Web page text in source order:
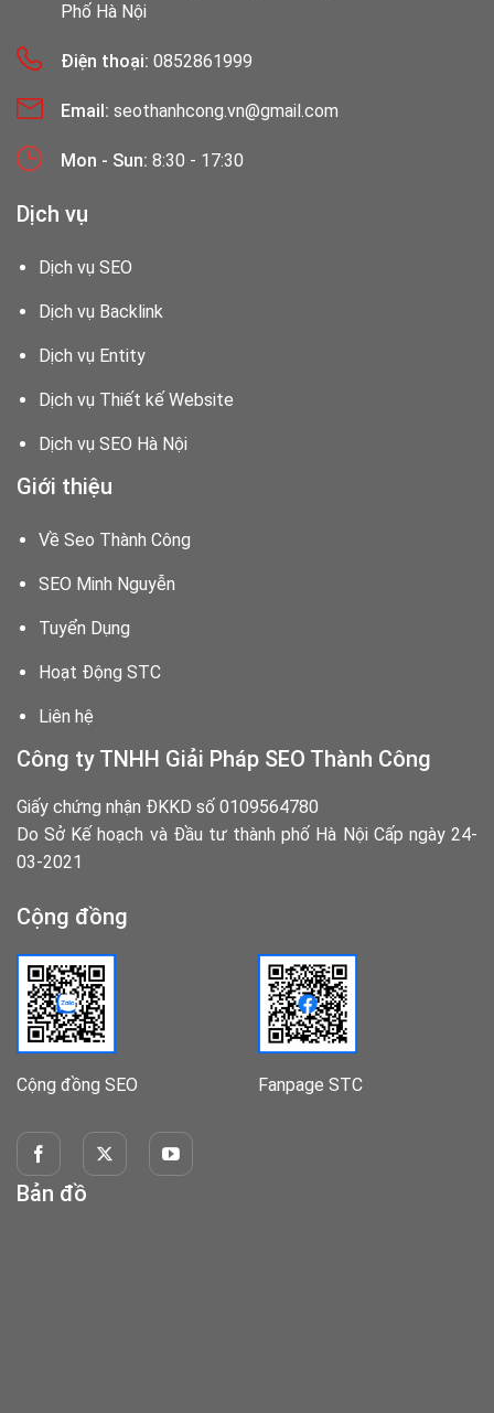
Phố Hà Nội
Điện thoại: 0852861999
Email: seothanhcong.vn@gmail.com
Mon - Sun: 8:30 - 17:30
Dịch vụ
Dịch vụ SEO
Dịch vụ Backlink
Dịch vụ Entity
Dịch vụ Thiết kế Website
Dịch vụ SEO Hà Nội
Giới thiệu
Về Seo Thành Công
SEO Minh Nguyễn
Tuyển Dụng
Hoạt Động STC
Liên hệ
Công ty TNHH Giải Pháp SEO Thành Công
Giấy chứng nhận ĐKKD số 0109564780
Do Sở Kế hoạch và Đầu tư thành phố Hà Nội Cấp ngày 24-
03-2021
Cộng đồng
Cộng đồng SEO Fanpage STC
Bản đồ